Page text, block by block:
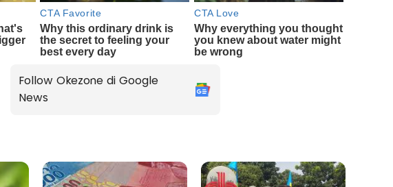
Follow Okezone di Google
News